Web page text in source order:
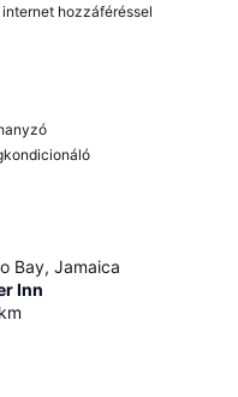
internet hozzáféréssel
Bay, Jamaica
Inn
km